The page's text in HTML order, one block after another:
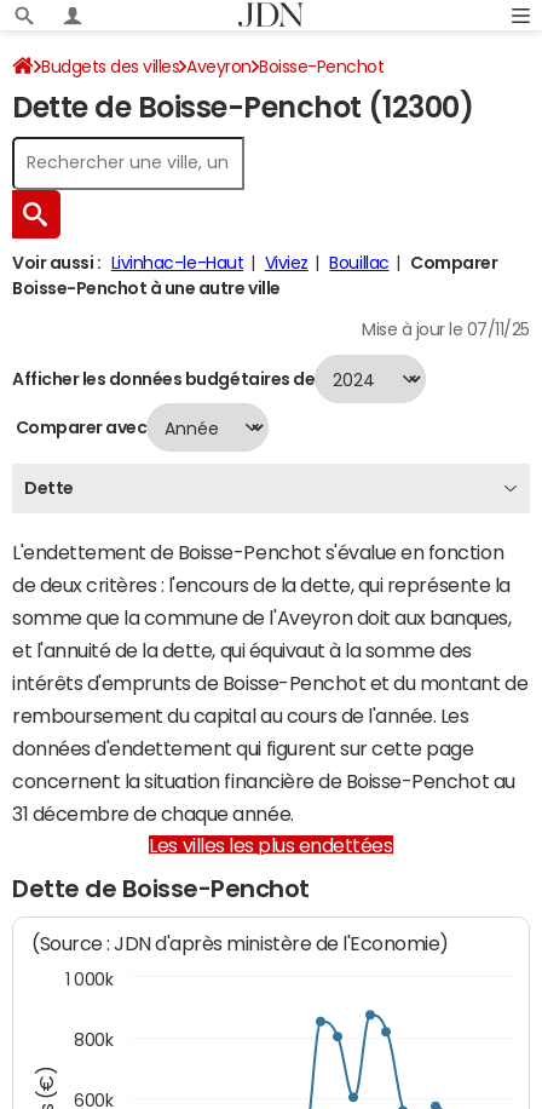
Budgets des villes Aveyron Boisse-Penchot
Dette au 31/12/2024
Dette de Boisse-Penchot (12300)
Voir aussi : Livinhac-le-Haut Viviez Bouillac
Comparer
Boisse-Penchot à une autre ville
Mise à jour le 07/11/25
Afficher les données budgétaires de
Comparer avec
Dette
L'endettement de Boisse-Penchot s'évalue en fonction
de deux critères : l'encours de la dette, qui représente la
somme que la commune de l'Aveyron doit aux banques,
et l'annuité de la dette, qui équivaut à la somme des
intérêts d'emprunts de Boisse-Penchot et du montant de
remboursement du capital au cours de l'année. Les
données d'endettement qui figurent sur cette page
concernent la situation financière de Boisse-Penchot au
31 décembre de chaque année.
Les villes les plus endettées
Dette de Boisse-Penchot
(Source : JDN d'après ministère de l'Economie)
600k
800k
1 000k